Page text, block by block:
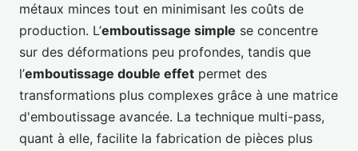
métaux minces tout en minimisant les coûts de
production. L’emboutissage simple se concentre
sur des déformations peu profondes, tandis que
l’emboutissage double effet permet des
transformations plus complexes grâce à une matrice
d'emboutissage avancée. La technique multi-pass,
quant à elle, facilite la fabrication de pièces plus